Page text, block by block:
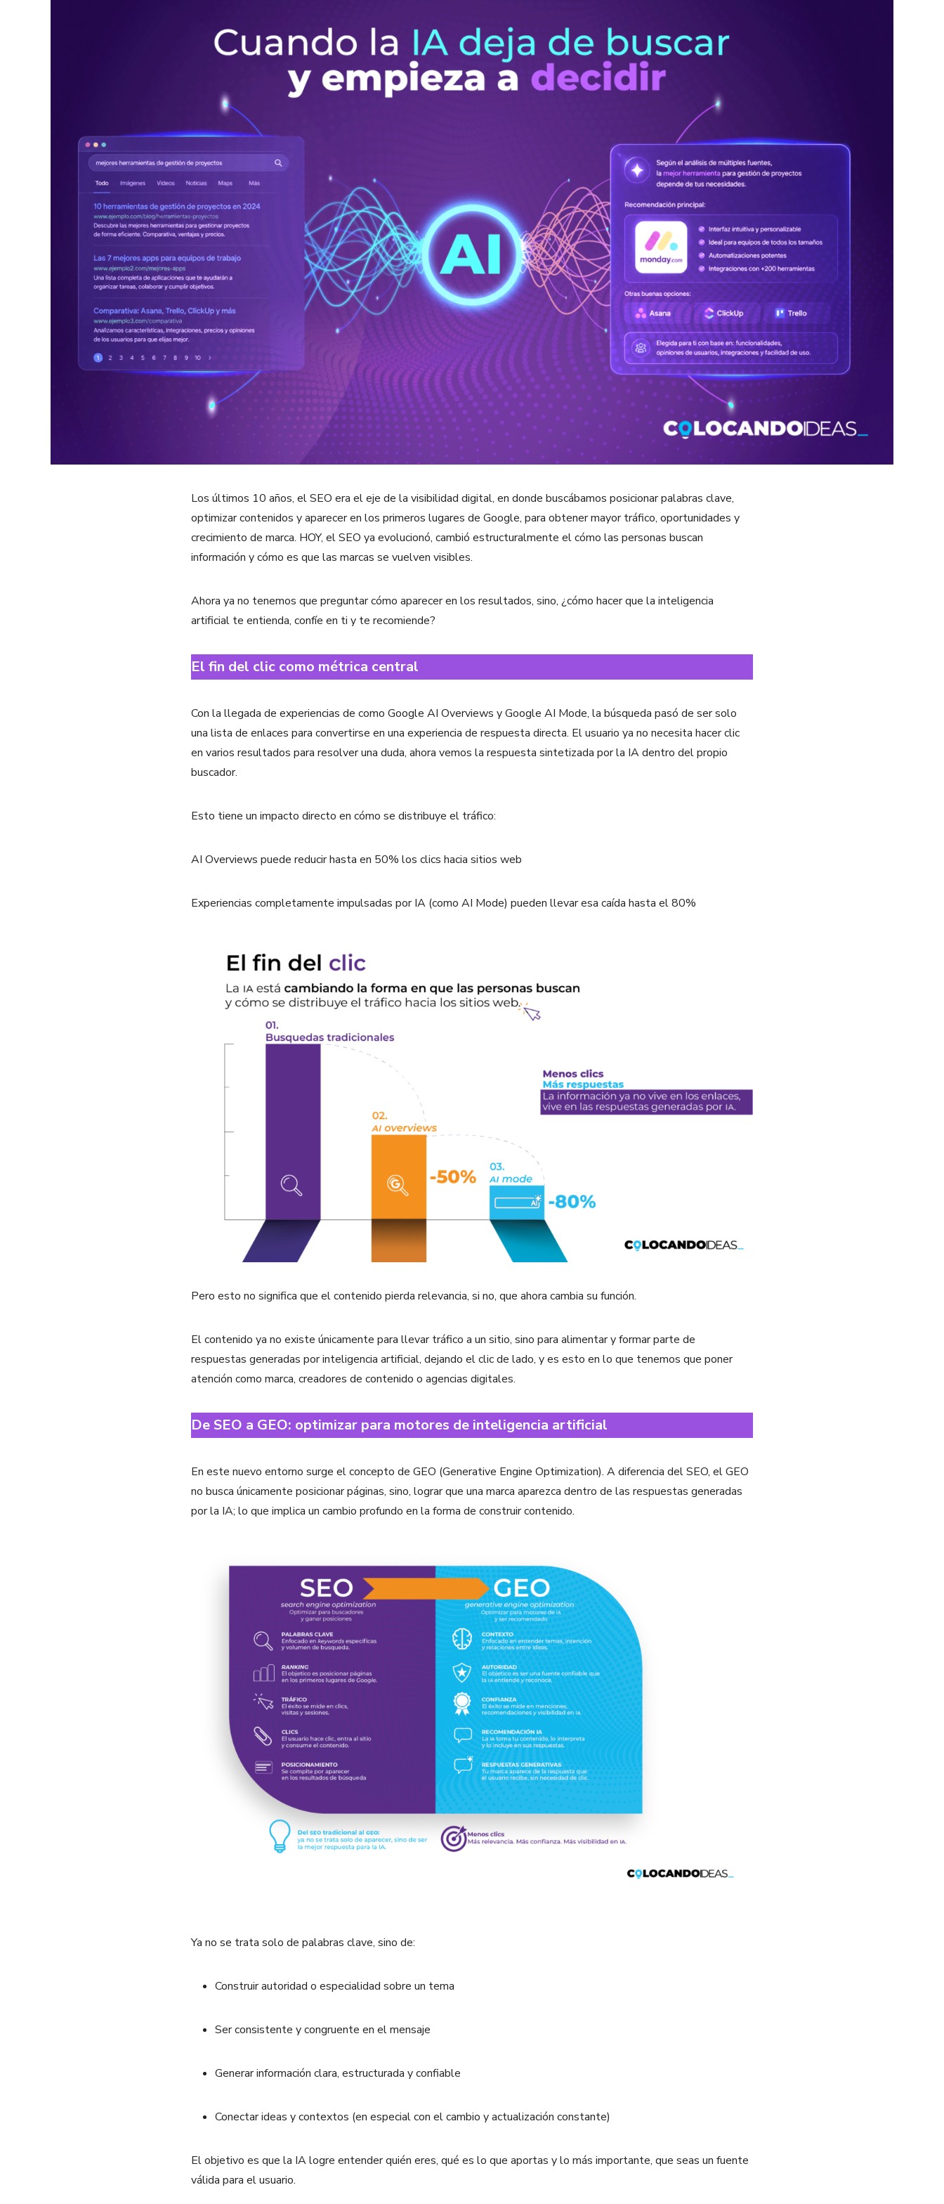
Los últimos 10 años, el SEO era el eje de la visibilidad digital, en donde buscábamos posicionar palabras clave,
optimizar contenidos y aparecer en los primeros lugares de Google, para obtener mayor tráfico, oportunidades y
crecimiento de marca. HOY, el SEO ya evolucionó, cambió estructuralmente el cómo las personas buscan
información y cómo es que las marcas se vuelven visibles.
Ahora ya no tenemos que preguntar cómo aparecer en los resultados, sino, ¿cómo hacer que la inteligencia
artificial te entienda, confíe en ti y te recomiende?
El fin del clic como métrica central
Con la llegada de experiencias de como Google AI Overviews y Google AI Mode, la búsqueda pasó de ser solo
una lista de enlaces para convertirse en una experiencia de respuesta directa. El usuario ya no necesita hacer clic
en varios resultados para resolver una duda, ahora vemos la respuesta sintetizada por la IA dentro del propio
buscador.
Esto tiene un impacto directo en cómo se distribuye el tráfico:
AI Overviews puede reducir hasta en 50% los clics hacia sitios web
Experiencias completamente impulsadas por IA (como AI Mode) pueden llevar esa caída hasta el 80%
Pero esto no significa que el contenido pierda relevancia, si no, que ahora cambia su función.
El contenido ya no existe únicamente para llevar tráfico a un sitio, sino para alimentar y formar parte de
respuestas generadas por inteligencia artificial, dejando el clic de lado, y es esto en lo que tenemos que poner
atención como marca, creadores de contenido o agencias digitales.
De SEO a GEO: optimizar para motores de inteligencia artificial
En este nuevo entorno surge el concepto de GEO (Generative Engine Optimization). A diferencia del SEO, el GEO
no busca únicamente posicionar páginas, sino, lograr que una marca aparezca dentro de las respuestas generadas
por la IA; lo que implica un cambio profundo en la forma de construir contenido.
Ya no se trata solo de palabras clave, sino de:
Construir autoridad o especialidad sobre un tema
Ser consistente y congruente en el mensaje
Generar información clara, estructurada y confiable
Conectar ideas y contextos (en especial con el cambio y actualización constante)
El objetivo es que la IA logre entender quién eres, qué es lo que aportas y lo más importante, que seas un fuente
válida para el usuario.